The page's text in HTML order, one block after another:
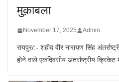
मुक़ाबला
November 17, 2025 Admin
रायपुर/:- शहीद वीर नारायण सिंह
होने वाले एकदिवसीय अंतर्राष्ट्रीय